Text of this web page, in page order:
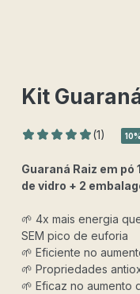
Kit
1 (1) 10%
Guaraná Raiz em pó
de vidro + 2
🌱 4x mais energia
SEM pico de euforia
🌱 Eficiente no
🌱 Propriedades
🌱 Eficaz no aumento